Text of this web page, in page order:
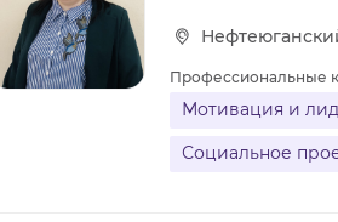
Профессиональные
Мотивация и
Социальное